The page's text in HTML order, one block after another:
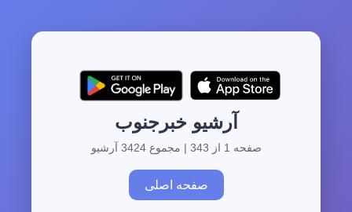
آرشیو خبرجنوب
صفحه 1 از 343 | مجموع 3424 آرشیو
صفحه اصلی